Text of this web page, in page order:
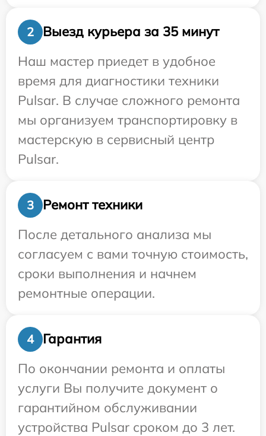
2
Выезд курьера за 35 минут
Наш мастер приедет в удобное
время для диагностики техники
Pulsar. В случае сложного ремонта
мы организуем транспортировку в
мастерскую в сервисный центр
Pulsar.
3
Ремонт техники
После детального анализа мы
согласуем с вами точную стоимость,
сроки выполнения и начнем
ремонтные операции.
4
Гарантия
По окончании ремонта и оплаты
услуги Вы получите документ о
гарантийном обслуживании
устройства Pulsar сроком до 3 лет.